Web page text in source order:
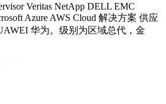
Veritas NetApp DELL EMC
Azure AWS Cloud 解决方案 供应
华为。级别为区域总代，金